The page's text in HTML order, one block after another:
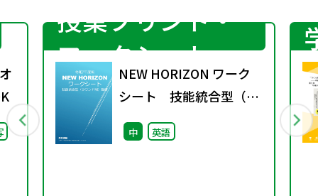
授業プリント・
ワークシート
NEW HORIZON ワーク
シート 技能統合型（ラ
ウンド制）指導
中 英語